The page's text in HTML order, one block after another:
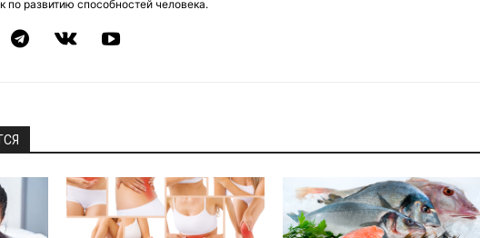
по развитию способностей человека.